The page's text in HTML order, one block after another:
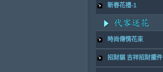
新春花禮-1
時尚傳情花束
招財貓 吉祥招財擺件